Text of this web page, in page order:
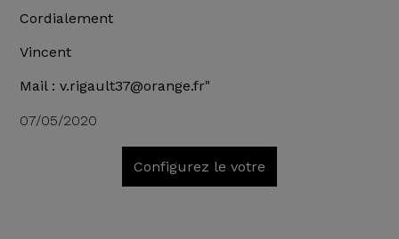
Cordialement
Vincent
Mail : v.rigault37@orange.fr"
07/05/2020
Configurez le votre